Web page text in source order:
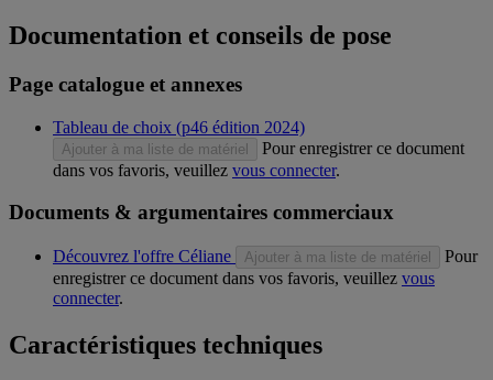
Documentation et conseils de pose
Page catalogue et annexes
Tableau de choix (p46 édition 2024)
Ajouter à ma liste de matériel
Pour enregistrer ce document
dans vos favoris, veuillez vous connecter.
Documents & argumentaires commerciaux
Découvrez l'offre Céliane Ajouter à ma liste de matériel
Pour
enregistrer ce document dans vos favoris, veuillez vous
connecter.
Caractéristiques techniques